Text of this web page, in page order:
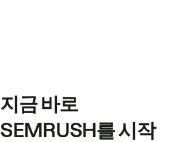
지금 바로
SEMRUSH를 시작